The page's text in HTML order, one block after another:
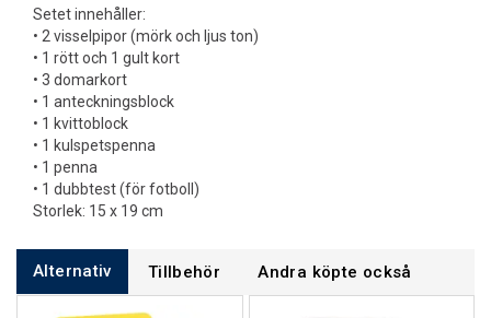
Setet innehåller:
• 2 visselpipor (mörk och ljus ton)
• 1 rött och 1 gult kort
• 3 domarkort
• 1 anteckningsblock
• 1 kvittoblock
• 1 kulspetspenna
• 1 penna
• 1 dubbtest (för fotboll)
Storlek: 15 x 19 cm
Alternativ Tillbehör Andra köpte också